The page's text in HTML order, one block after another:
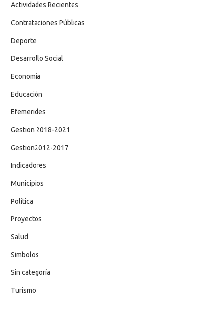
Actividades Recientes
Contrataciones Públicas
Deporte
Desarrollo Social
Economía
Educación
Efemerides
Gestion 2018-2021
Gestion2012-2017
Indicadores
Municipios
Política
Proyectos
Salud
Simbolos
Sin categoría
Turismo